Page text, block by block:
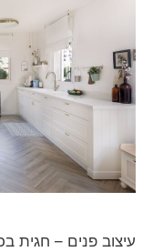
עיצוב פנים – חגית